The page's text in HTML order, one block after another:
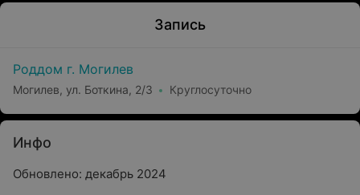
Запись
Роддом г. Могилев
Могилев, ул. Боткина, 2/3 Круглосуточно
Инфо
Обновлено: декабрь 2024